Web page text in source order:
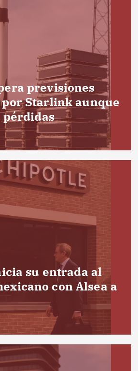
previsiones
Starlink aunque
su entrada al
con Alsea a